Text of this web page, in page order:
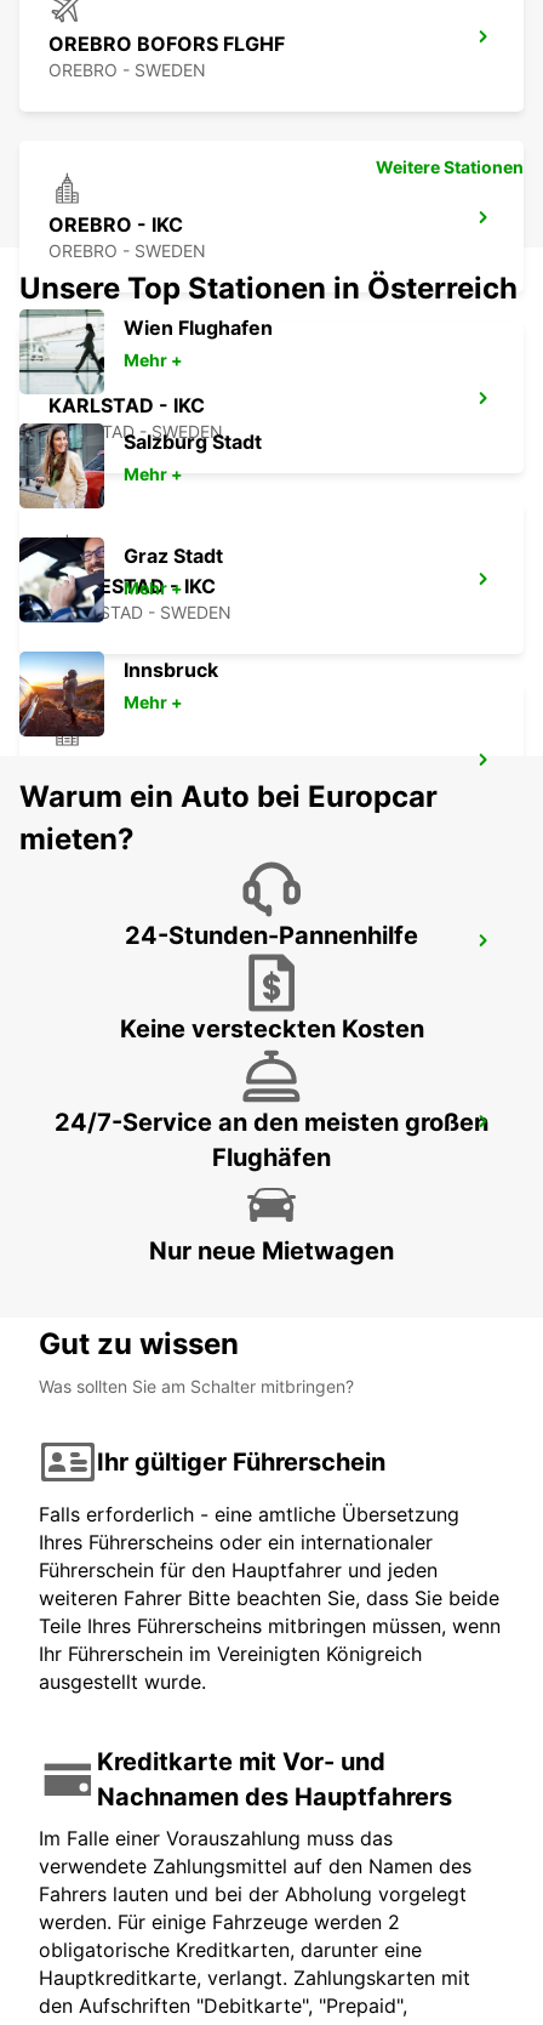
OREBRO BOFORS FLGHF
OREBRO - SWEDEN
OREBRO - IKC
OREBRO - SWEDEN
KARLSTAD - IKC
KARLSTAD - SWEDEN
MARIESTAD - IKC
MARIESTAD - SWEDEN
MOTALA - SWEDEN
LUDVIKA
SECO TOOLS DELIVERY
FAGERSTA - SWEDEN
Weitere Stationen
Unsere Top Stationen in Österreich
Wien Flughafen
Mehr +
Salzburg Stadt
Mehr +
Graz Stadt
Mehr +
Innsbruck
Mehr +
Warum ein Auto bei Europcar
mieten?
24-Stunden-Pannenhilfe
Keine versteckten Kosten
24/7-Service an den meisten großen
Flughäfen
Nur neue Mietwagen
Gut zu wissen
Was sollten Sie am Schalter mitbringen?
Ihr gültiger Führerschein
Falls erforderlich - eine amtliche Übersetzung
Ihres Führerscheins oder ein internationaler
Führerschein für den Hauptfahrer und jeden
weiteren Fahrer Bitte beachten Sie, dass Sie beide
Teile Ihres Führerscheins mitbringen müssen, wenn
Ihr Führerschein im Vereinigten Königreich
ausgestellt wurde.
Kreditkarte mit Vor- und
Nachnamen des Hauptfahrers
Im Falle einer Vorauszahlung muss das
verwendete Zahlungsmittel auf den Namen des
Fahrers lauten und bei der Abholung vorgelegt
werden. Für einige Fahrzeuge werden 2
obligatorische Kreditkarten, darunter eine
Hauptkreditkarte, verlangt. Zahlungskarten mit
den Aufschriften "Debitkarte", "Prepaid",